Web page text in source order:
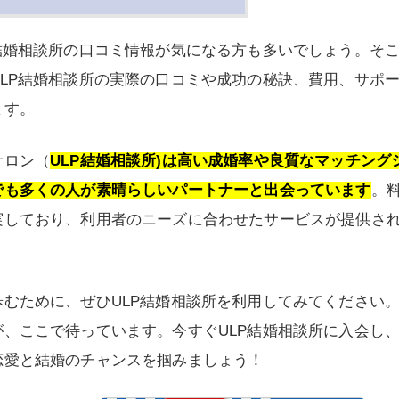
相談所の口コミ情報が気になる方も多いでしょう。そこ
結婚相談所の実際の口コミや成功の秘訣、費用、サポー
。
ン（ULP結婚相談所)は高い成婚率や良質なマッチング
多くの人が素晴らしいパートナーと出会っています。
ており、利用者のニーズに合わせたサービスが提供さ
ために、ぜひULP結婚相談所を利用してみてください。
ここで待っています。今すぐULP結婚相談所に入会し、
と結婚のチャンスを掴みましょう！